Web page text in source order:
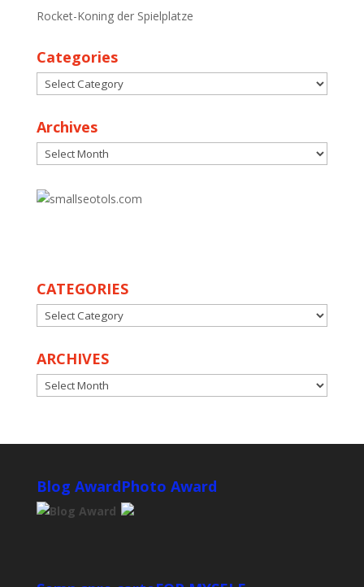
Rocket-Koning der Spielplatze
Categories
Categories
Archives
Archives
CATEGORIES
CATEGORIES
ARCHIVES
ARCHIVES
Blog AwardPhoto Award